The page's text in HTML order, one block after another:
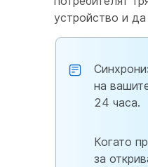
устройство и
на
24 часа.
Когато
за